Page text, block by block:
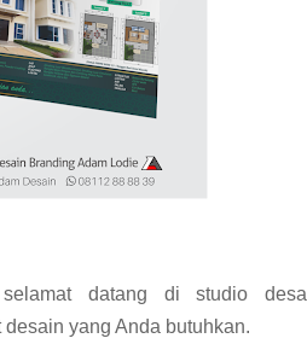
datang di studio
yang Anda butuhkan.